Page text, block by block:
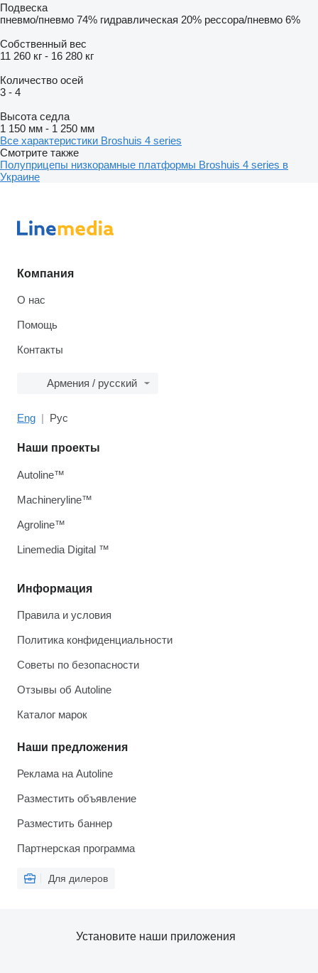
Подвеска
пневмо/пневмо 74% гидравлическая 20% рессора/пневмо 6%
Собственный вес
11 260 кг - 16 280 кг
Количество осей
3 - 4
Высота седла
1 150 мм - 1 250 мм
Все характеристики Broshuis 4 series
Смотрите также
Полуприцепы низкорамные платформы Broshuis 4 series в
Украине
Компания
О нас
Помощь
Контакты
Армения / русский
Eng Рус
Информация
Правила и условия
Политика конфиденциальности
Советы по безопасности
Отзывы об Autoline
Каталог марок
Наши предложения
Реклама на Autoline
Разместить объявление
Разместить баннер
Партнерская программа
Для дилеров
Наши проекты
Autoline™
Machineryline™
Agroline™
Linemedia Digital ™
Установите наши приложения